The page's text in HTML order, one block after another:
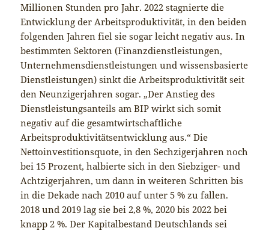
Millionen Stunden pro Jahr. 2022 stagnierte die
Entwicklung der Arbeitsproduktivität, in den beiden
folgenden Jahren fiel sie sogar leicht negativ aus. In
bestimmten Sektoren (Finanzdienstleistungen,
Unternehmensdienstleistungen und wissensbasierte
Dienstleistungen) sinkt die Arbeitsproduktivität seit
den Neunzigerjahren sogar. „Der Anstieg des
Dienstleistungsanteils am BIP wirkt sich somit
negativ auf die gesamtwirtschaftliche
Arbeitsproduktivitätsentwicklung aus.“ Die
Nettoinvestitionsquote, in den Sechzigerjahren noch
bei 15 Prozent, halbierte sich in den Siebziger- und
Achtzigerjahren, um dann in weiteren Schritten bis
in die Dekade nach 2010 auf unter 5 % zu fallen.
2018 und 2019 lag sie bei 2,8 %, 2020 bis 2022 bei
knapp 2 %. Der Kapitalbestand Deutschlands sei